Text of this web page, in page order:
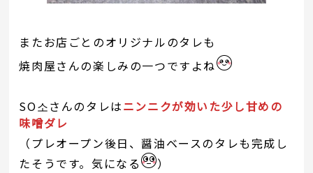
またお店ごとのオリジナルのタレも
焼肉屋さんの楽しみの一つですよね
SO소さんのタレはニンニクが効いた少し甘めの
味噌ダレ
（プレオープン後日、醤油ベースのタレも完成し
たそうです。気になる
）